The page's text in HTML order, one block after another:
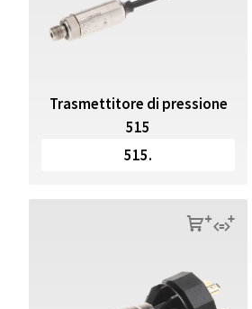
Trasmettitore di pressione
515
515.
sq